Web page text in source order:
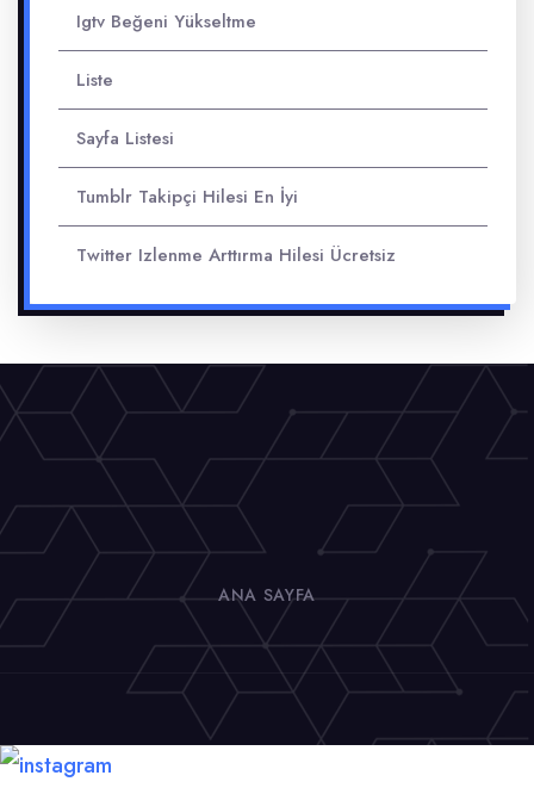
Igtv Beğeni Yükseltme
Liste
Sayfa Listesi
Tumblr Takipçi Hilesi En İyi
Twitter Izlenme Arttırma Hilesi Ücretsiz
ANA SAYFA